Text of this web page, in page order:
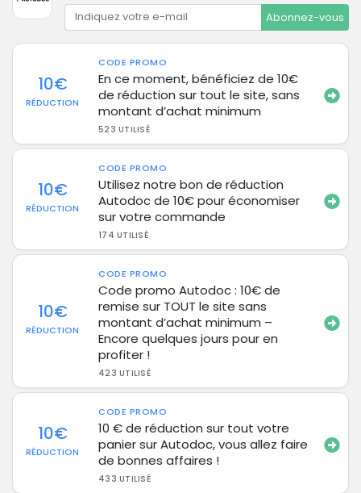
Abonnez-vous
10€
RÉDUCTION
CODE PROMO
En ce moment, bénéficiez de 10€
de réduction sur tout le site, sans
montant d’achat minimum
523 UTILISÉ
10€
RÉDUCTION
CODE PROMO
Utilisez notre bon de réduction
Autodoc de 10€ pour économiser
sur votre commande
174 UTILISÉ
10€
RÉDUCTION
CODE PROMO
Code promo Autodoc : 10€ de
remise sur TOUT le site sans
montant d’achat minimum –
Encore quelques jours pour en
profiter !
423 UTILISÉ
10€
RÉDUCTION
CODE PROMO
10 € de réduction sur tout votre
panier sur Autodoc, vous allez faire
de bonnes affaires !
433 UTILISÉ